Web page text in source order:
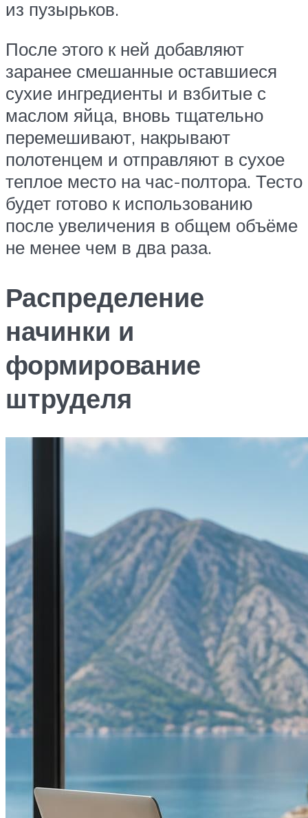
из пузырьков.
После этого к ней добавляют
заранее смешанные оставшиеся
сухие ингредиенты и взбитые с
маслом яйца, вновь тщательно
перемешивают, накрывают
полотенцем и отправляют в сухое
теплое место на час-полтора. Тесто
будет готово к использованию
после увеличения в общем объёме
не менее чем в два раза.
Распределение
начинки и
формирование
штруделя